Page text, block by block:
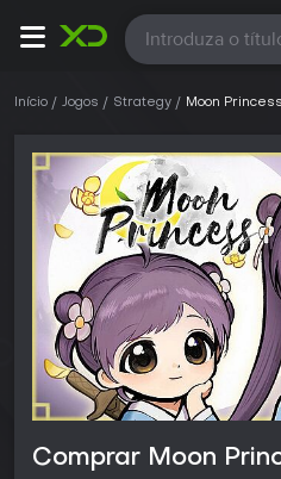
Todas
Início Jogos Strategy Moon Princess
Comprar Moon